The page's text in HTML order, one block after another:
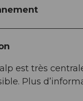
est très
Plus